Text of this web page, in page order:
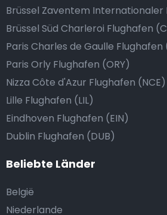
Brüssel Zaventem Internationaler
Brüssel Süd Charleroi Flughafen
Paris Charles de Gaulle Flughafen
Paris Orly Flughafen (ORY)
Nizza Côte d'Azur Flughafen (NCE)
Lille Flughafen (LIL)
Eindhoven Flughafen (EIN)
Dublin Flughafen (DUB)
Beliebte Länder
België
Niederlande